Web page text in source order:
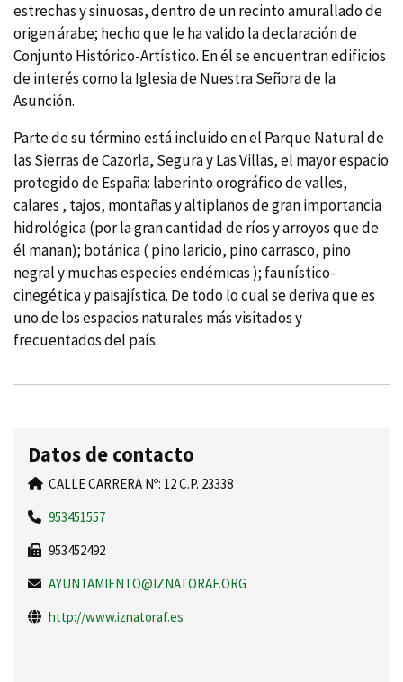
estrechas y sinuosas, dentro de un recinto amurallado de
origen árabe; hecho que le ha valido la declaración de
Conjunto Histórico-Artí­stico. En él se encuentran edificios
de interés como la Iglesia de Nuestra Señora de la
Asunción.
Parte de su término está incluido en el Parque Natural de
las Sierras de Cazorla, Segura y Las Villas, el mayor espacio
protegido de España: laberinto orográfico de valles,
calares , tajos, montañas y altiplanos de gran importancia
hidrológica (por la gran cantidad de rí­os y arroyos que de
él manan); botánica ( pino laricio, pino carrasco, pino
negral y muchas especies endémicas ); fauní­stico-
cinegética y paisají­stica. De todo lo cual se deriva que es
uno de los espacios naturales más visitados y
frecuentados del paí­s.
Datos de contacto
CALLE CARRERA Nº: 12 C.P. 23338
953451557
953452492
AYUNTAMIENTO@IZNATORAF.ORG
http://www.iznatoraf.es